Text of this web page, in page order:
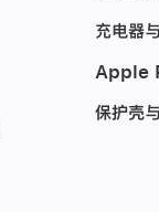
充电器
Apple
保护壳